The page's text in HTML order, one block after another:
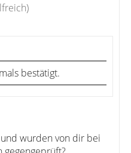
bestätigt.
wurden von dir bei